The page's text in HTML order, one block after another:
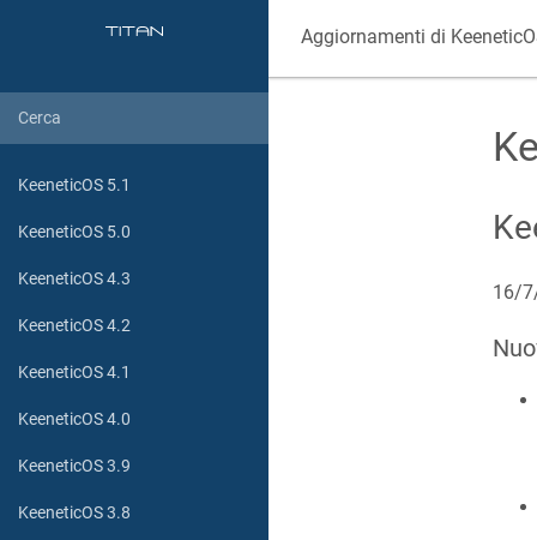
KeeneticOS 5.1
KeeneticOS 5.0
KeeneticOS 4.3
KeeneticOS 4.2
KeeneticOS 4.1
KeeneticOS 4.0
KeeneticOS 3.9
KeeneticOS 3.8
Aggiornamenti di
16/